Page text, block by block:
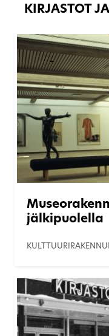
KIRJASTOT
jälkipuolella